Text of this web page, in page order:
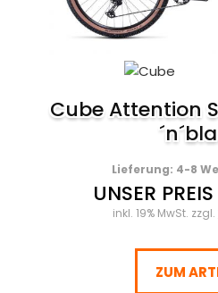
Cube Attention
Lieferung: 4-8
UNSER
inkl. 19% MwSt. zzgl.
ZUM